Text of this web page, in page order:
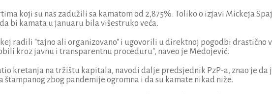
koji su nas zadužili sa kamatom od 2,875%. Toliko o izjavi Mickeja
bi kamata u januaru bila višestruko veća.
radili "tajno ali organizovano" i ugovorili u direktnoj pogodbi drastično
kroz javnu i transparentnu proceduru", naveo je Medojević.
kretanja na tržištu kapitala, navodi dalje predsjednik PzP-a, znao je da
štampanog zbog pandemije ogromna i da su kamate nikad niže.